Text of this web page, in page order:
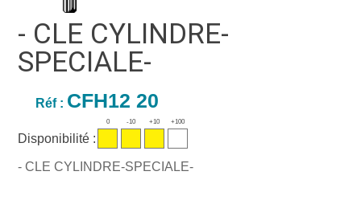
- CLE CYLINDRE-
SPECIALE-
Réf : CFH12 20
Disponibilité :
0 -10 +10 +100
- CLE CYLINDRE-SPECIALE-